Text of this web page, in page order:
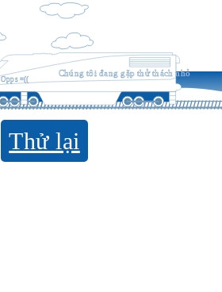
Opps =((
Chúng tôi đang gặp thử thách nhỏ
Thử lại